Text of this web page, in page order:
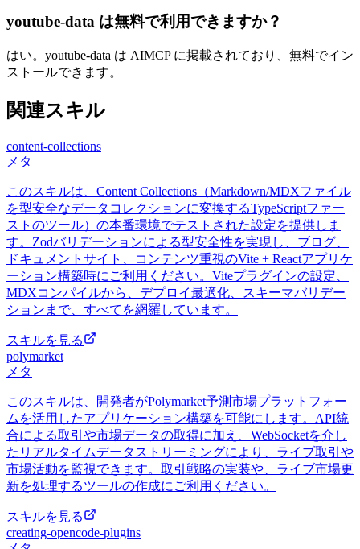
youtube-data は無料で利用できますか？
はい。youtube-data は AIMCP に掲載されており、無料でイン
ストールできます。
関連スキル
content-collections
メタ
このスキルは、Content Collections（Markdown/MDXファイル
を型安全なデータコレクションに変換するTypeScriptファー
ストのツール）の本番環境でテストされた設定を提供しま
す。Zodバリデーションによる型安全性を実現し、ブログ、
ドキュメントサイト、コンテンツ重視のVite + Reactアプリケ
ーション構築時にご利用ください。Viteプラグインの設定、
MDXコンパイルから、デプロイ最適化、スキーマバリデー
ションまで、すべてを網羅しています。
スキルを見る
polymarket
メタ
このスキルは、開発者がPolymarket予測市場プラットフォー
ムを活用したアプリケーション構築を可能にします。API統
合による取引や市場データの取得に加え、WebSocketを介し
たリアルタイムデータストリーミングにより、ライブ取引や
市場活動を監視できます。取引戦略の実装や、ライブ市場更
新を処理するツールの作成にご利用ください。
スキルを見る
creating-opencode-plugins